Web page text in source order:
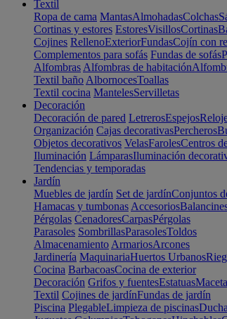
Textil
Ropa de cama MantasAlmohadasColchas
Cortinas y estores EstoresVisillosCortinas
Cojines RellenoExteriorFundasCojín con
Complementos para sofás Fundas de sofás
Alfombras Alfombras de habitación
Textil baño AlbornocesToallas
Textil cocina MantelesServilletas
Decoración
Decoración de pared LetrerosEspejos
Organización Cajas decorativasPercheros
Objetos decorativos VelasFarolesCentros
Iluminación LámparasIluminación
Tendencias y temporadas
Jardín
Muebles de jardín Set de jardínConjuntos
Hamacas y tumbonas Accesorios
Pérgolas CenadoresCarpasPérgolas
Parasoles SombrillasParasolesToldos
Almacenamiento ArmariosArcones
Jardinería MaquinariaHuertos Urbanos
Cocina BarbacoasCocina de exterior
Decoración Grifos y fuentesEstatuas
Textil Cojines de jardínFundas de jardín
Piscina PlegableLimpieza de piscinasDucha